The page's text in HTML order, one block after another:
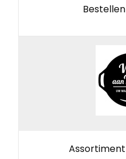
Bestellen
Assortiment